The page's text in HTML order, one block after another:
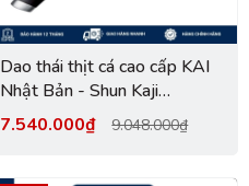
Dao thái thịt cá cao cấp KAI
Nhật Bản - Shun Kaji
Western Cook thép SG-2
Damascus 33 lớp KDM0031
7.540.000₫ 9.048.000₫